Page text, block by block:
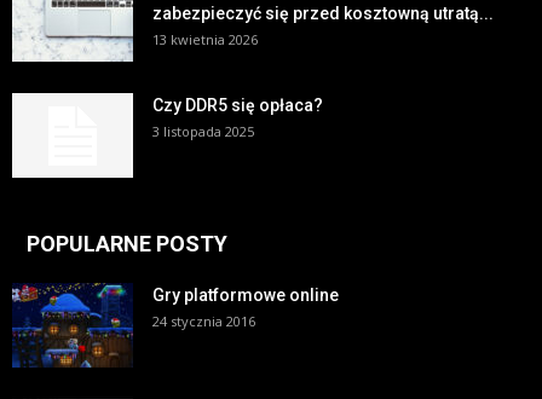
zabezpieczyć się przed kosztowną utratą...
13 kwietnia 2026
Czy DDR5 się opłaca?
3 listopada 2025
POPULARNE POSTY
Gry platformowe online
24 stycznia 2016